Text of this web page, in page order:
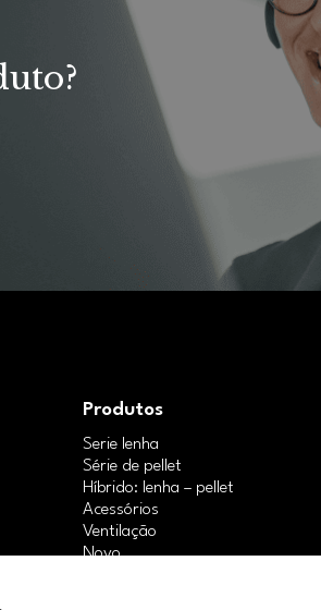
Produtos
Serie lenha
Série de pellet
Híbrido: lenha – pellet
Acessórios
Ventilação
Novo